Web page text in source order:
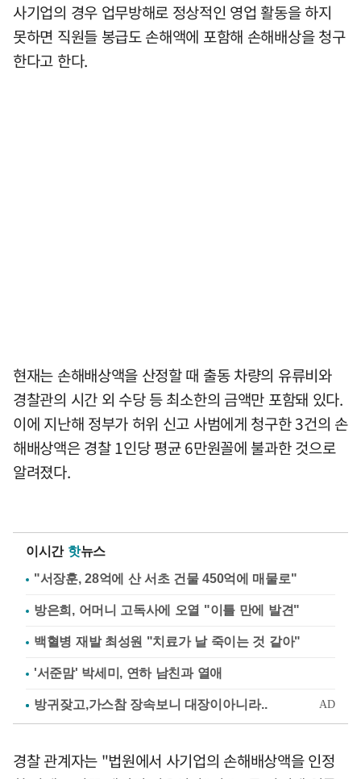
사기업의 경우 업무방해로 정상적인 영업 활동을 하지
못하면 직원들 봉급도 손해액에 포함해 손해배상을 청구
한다고 한다.
현재는 손해배상액을 산정할 때 출동 차량의 유류비와
경찰관의 시간 외 수당 등 최소한의 금액만 포함돼 있다.
이에 지난해 정부가 허위 신고 사범에게 청구한 3건의 손
해배상액은 경찰 1인당 평균 6만원꼴에 불과한 것으로
알려졌다.
이시간 핫뉴스
"서장훈, 28억에 산 서초 건물 450억에 매물로"
방은희, 어머니 고독사에 오열 "이틀 만에 발견"
백혈병 재발 최성원 "치료가 날 죽이는 것 같아"
'서준맘' 박세미, 연하 남친과 열애
경찰 관계자는 "법원에서 사기업의 손해배상액을 인정